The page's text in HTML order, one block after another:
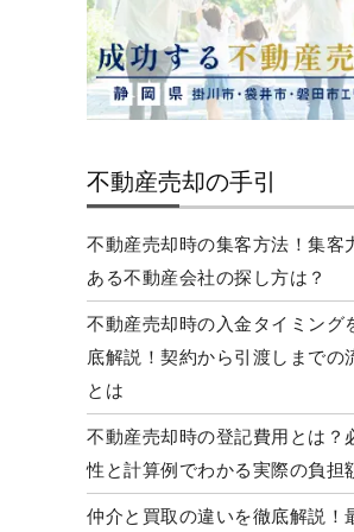
不動産売却の手引
不動産売却時の集客方法！集客
ある不動産会社の探し方は？
不動産売却時の入金タイミング
底解説！契約から引渡しまでの
とは
不動産売却時の登記費用とは？
性と計算例でわかる実際の負担
仲介と買取の違いを徹底解説！